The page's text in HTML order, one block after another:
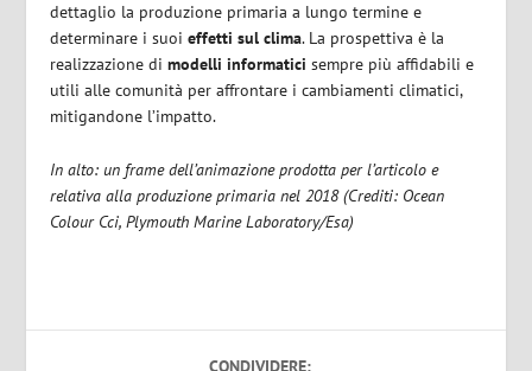
dettaglio la produzione primaria a lungo termine e
determinare i suoieffetti sul clima. La prospettiva è la
realizzazione dimodelli informatici sempre più affidabili e
utili alle comunità per affrontare i cambiamenti climatici,
mitigandone l’impatto.
In alto: un frame dell’animazione prodotta per l’articolo e
relativa alla produzione primaria nel 2018 (Crediti: Ocean
Colour Cci, Plymouth Marine Laboratory/Esa)
CONDIVIDERE: